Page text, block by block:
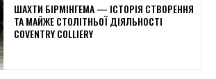
ШАХТИ БІРМІНГЕМА — ІСТОРІЯ СТВОРЕННЯ
ТА МАЙЖЕ СТОЛІТНЬОЇ ДІЯЛЬНОСТІ
COVENTRY COLLIERY